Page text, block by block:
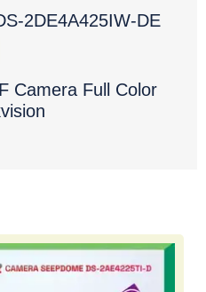
2DE4A425IW-DE
Camera Full Color